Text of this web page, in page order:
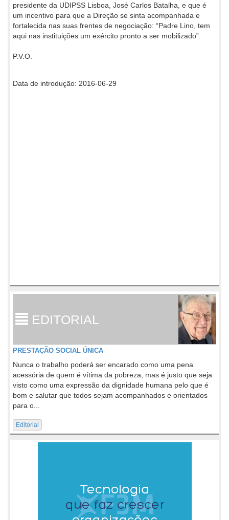
presidente da UDIPSS Lisboa, José Carlos Batalha, e que é
um incentivo para que a Direção se sinta acompanhada e
fortalecida nas suas frentes de negociação: “Padre Lino, tem
aqui nas instituições um exército pronto a ser mobilizado”.
P.V.O.
Data de introdução: 2016-06-29
EDITORIAL
PRESTAÇÃO SOCIAL ÚNICA
Nunca o trabalho poderá ser encarado como uma pena
acessória de quem é vítima da pobreza, mas é justo que seja
visto como uma expressão da dignidade humana pelo que é
bom e salutar que todos sejam acompanhados e orientados
para o...
Editorial